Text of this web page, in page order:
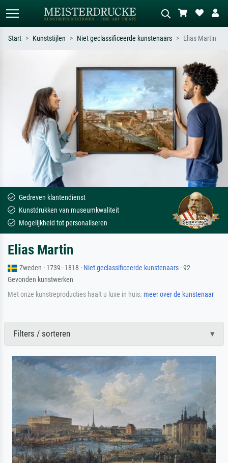
Zoek op kunstenaar, titel of stijl – bijv.
Monet, Sterrennacht, impressionisme,
Hokusai-golf, naakt.
Beschrijf de scène – bijv. groene
weide, abstract met veel rood, donker
olieverfschilderij, staand naakt naast
een boom.
Start Kunststijlen Niet geclassificeerde kunstenaars Elias Martin
Gedreven klantendienst
Kunstdrukken van museumkwaliteit
Mogelijkheid tot personaliseren
Elias Martin
Zweden · 1739–1818 · Niet geclassificeerde kunstenaars · 92
Gevonden kunstwerken
Met onze kunstreproducties haalt u luxe in huis. meer over de kunstenaar
Filters / sorteren